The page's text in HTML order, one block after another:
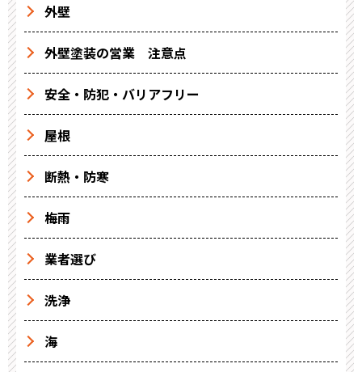
外壁
外壁塗装の営業 注意点
安全・防犯・バリアフリー
屋根
断熱・防寒
梅雨
業者選び
洗浄
海